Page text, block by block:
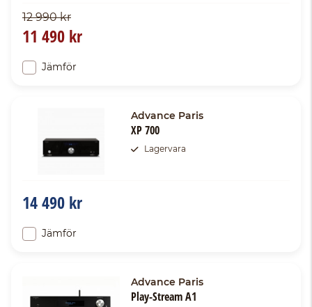
12 990 kr
11 490 kr
Jämför
Advance Paris
XP 700
Lagervara
14 490 kr
Jämför
Advance Paris
Play-Stream A1